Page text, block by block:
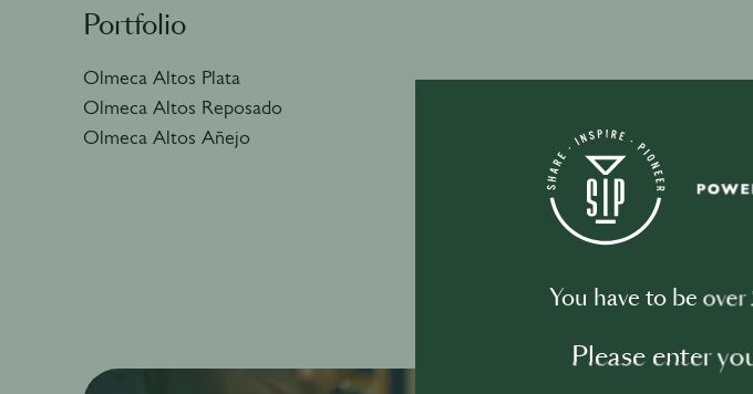
Portfolio
Olmeca Altos Plata
Olmeca Altos Reposado
Olmeca Altos Añejo
You have to be
Please enter